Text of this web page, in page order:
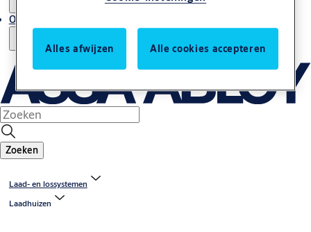
Over ons
Zoeken
Laad- en lossystemen
Laadhuizen
Alles afwijzen Alle cookies accepteren